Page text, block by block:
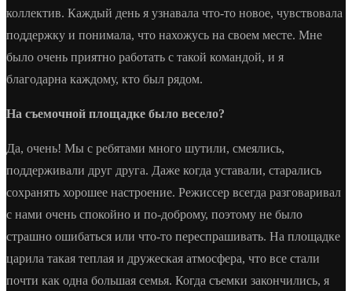
коллектив. Каждый день я узнавала что-то новое, чувствовала
поддержку и понимала, что нахожусь на своем месте. Мне
было очень приятно работать с такой командой, и я
благодарна каждому, кто был рядом.
На съемочной площадке было весело?
Да, очень! Мы с ребятами много шутили, смеялись,
поддерживали друг друга. Даже когда уставали, старались
сохранять хорошее настроение. Режиссер всегда разговаривал
с нами очень спокойно и по-доброму, поэтому не было
страшно ошибаться или что-то переспрашивать. На площадке
царила такая теплая и дружеская атмосфера, что все стали
почти как одна большая семья. Когда съемки закончились, я